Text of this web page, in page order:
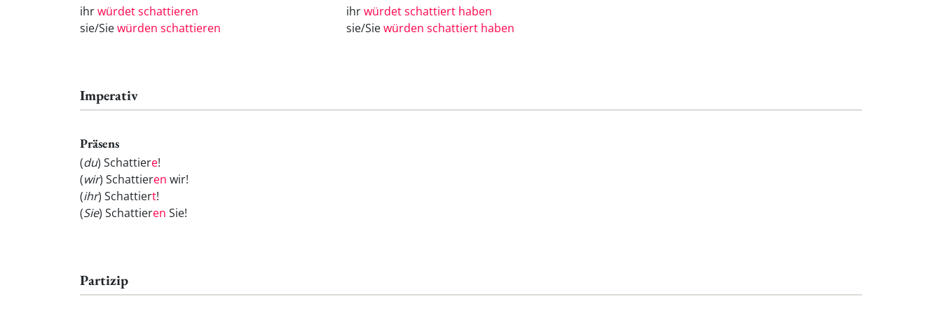
ihrwürdet schattieren
sie/Siewürden schattieren
ihrwürdet schattiert haben
sie/Siewürden schattiert haben
Imperativ
Präsens
(du) Schattiere!
(wir) Schattieren wir!
(ihr) Schattiert!
(Sie) Schattieren Sie!
Partizip